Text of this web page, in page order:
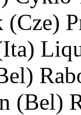
(Bel)